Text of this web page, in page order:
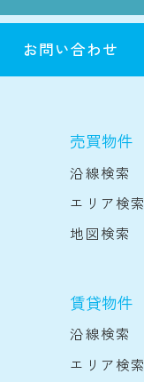
お問い合わせ
売買物件
沿線検索
エリア検索
地図検索
賃貸物件
沿線検索
エリア検索